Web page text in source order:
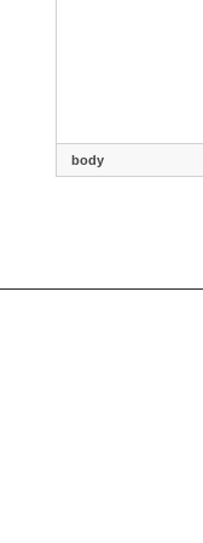
body